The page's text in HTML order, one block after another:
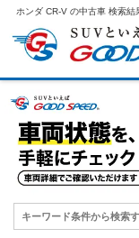
ホンダ CR-V の中古車 検索結